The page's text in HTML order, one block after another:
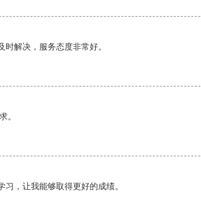
解决，服务态度非常好。
。
，让我能够取得更好的成绩。